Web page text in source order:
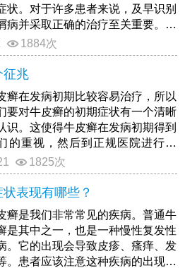
状。对于许多患者来说，及早识别
病并采取正确的治疗至关重要。虽
好由专业医生进行确诊，但有
1884次
征兆
癣在发病初期比较容易治疗，所以
要对牛皮癣的初期症状有一个清晰
识。这使得牛皮癣在发病初期得到
的重视，然后到正规医院进行治
1825次
表现有哪些？
癣是我们非常常见的疾病。普通牛
是其中之一，也是一种慢性复发性
。它的出现会导致皮疹、瘙痒、发
。患者应该注意这种疾病的出现。